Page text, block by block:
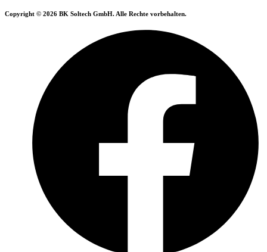
Copyright © 2026 BK Soltech GmbH. Alle Rechte vorbehalten.